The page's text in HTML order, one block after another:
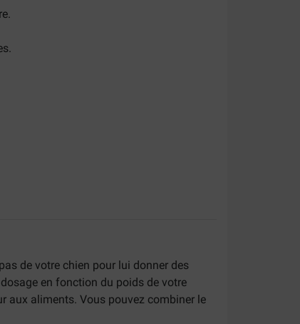
de votre chien pour lui donner des
en fonction du poids de votre
aux aliments. Vous pouvez combiner le